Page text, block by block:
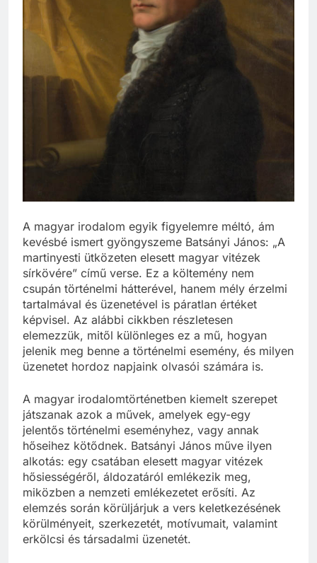
A magyar irodalom egyik figyelemre méltó, ám
kevésbé ismert gyöngyszeme Batsányi János: „A
martinyesti ütközeten elesett magyar vitézek
sírkövére” című verse. Ez a költemény nem
csupán történelmi hátterével, hanem mély érzelmi
tartalmával és üzenetével is páratlan értéket
képvisel. Az alábbi cikkben részletesen
elemezzük, mitől különleges ez a mű, hogyan
jelenik meg benne a történelmi esemény, és milyen
üzenetet hordoz napjaink olvasói számára is.
A magyar irodalomtörténetben kiemelt szerepet
játszanak azok a művek, amelyek egy-egy
jelentős történelmi eseményhez, vagy annak
hőseihez kötődnek. Batsányi János műve ilyen
alkotás: egy csatában elesett magyar vitézek
hősiességéről, áldozatáról emlékezik meg,
miközben a nemzeti emlékezetet erősíti. Az
elemzés során körüljárjuk a vers keletkezésének
körülményeit, szerkezetét, motívumait, valamint
erkölcsi és társadalmi üzenetét.